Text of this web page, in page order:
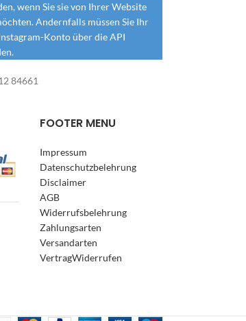
wenn Sie sie von Ihrer Website
Andernfalls müssen Sie Ihr
Konto über die API
84661
FOOTER MENU
Impressum
Datenschutzbelehrung
Disclaimer
AGB
Widerrufsbelehrung
Zahlungsarten
Versandarten
VertragWiderrufen